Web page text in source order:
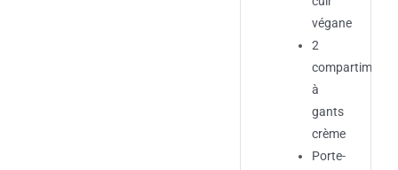
végane
2
compartiments
à
gants
crème
Porte-